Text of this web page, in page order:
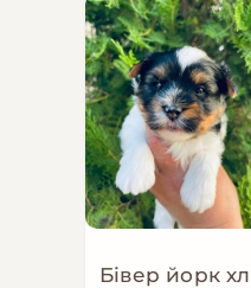
Бівер йорк